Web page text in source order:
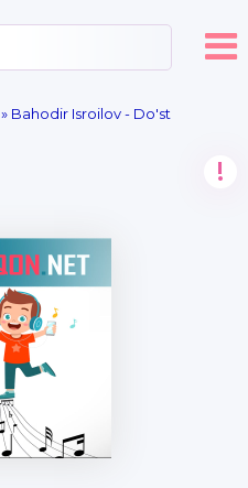
» Bahodir Isroilov - Do'st
!